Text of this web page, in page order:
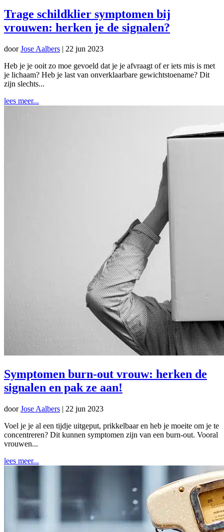
Trage schildklier symptomen bij
vrouwen: herken je de signalen?
doorJose Aalbers | 22 jun 2023
Heb je je ooit zo moe gevoeld dat je je afvraagt of er iets mis is met
je lichaam? Heb je last van onverklaarbare gewichtstoename? Dit
zijn slechts...
lees meer...
Symptomen burn-out vrouw: herken de
signalen en pak ze aan!
doorJose Aalbers | 22 jun 2023
Voel je je al een tijdje uitgeput, prikkelbaar en heb je moeite om je te
concentreren? Dit kunnen symptomen zijn van een burn-out. Vooral
vrouwen...
lees meer...